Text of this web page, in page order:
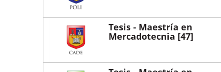
Tesis - Maestría en
Mercadotecnia [47]